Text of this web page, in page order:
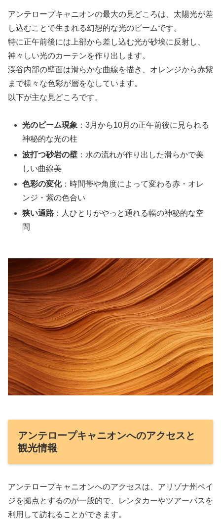
アンテロープキャニオンの最大の見どころは、太陽光が差
し込むことで生まれる幻想的な光のビームです。
特に正午前後には上部から差し込む光が砂埃に反射し、
神々しい光のカーテンを作り出します。
渓谷内部の壁面は滑らかな曲線を描き、オレンジから赤紫
まで様々な色彩が層をなしています。
以下が主な見どころです。
光のビーム現象 ：3月から10月の正午前後に見られる
神秘的な光の柱
波打つ砂岩の壁 ：水の流れが作り出した滑らかで美
しい曲線美
色彩の変化：時間帯や角度によって変わる赤・オレ
ンジ・紫の色合い
狭い通路 ：人ひとりがやっと通れる幅の神秘的な空
間
アンテロープキャニオンへのアクセスと
観光情報
アンテロープキャニオンへのアクセスは、アリゾナ州ペイ
ジを拠点とするのが一般的で、レンタカーやツアーバスを
利用して訪れることができます。